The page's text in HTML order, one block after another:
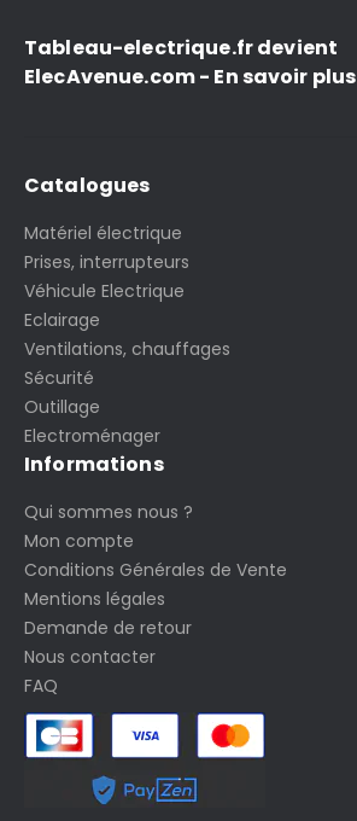
Tableau-electrique.fr devient
ElecAvenue.com - En savoir plus
Catalogues
Matériel électrique
Prises, interrupteurs
Véhicule Electrique
Eclairage
Ventilations, chauffages
Sécurité
Outillage
Electroménager
Informations
Qui sommes nous ?
Mon compte
Conditions Générales de Vente
Mentions légales
Demande de retour
Nous contacter
FAQ